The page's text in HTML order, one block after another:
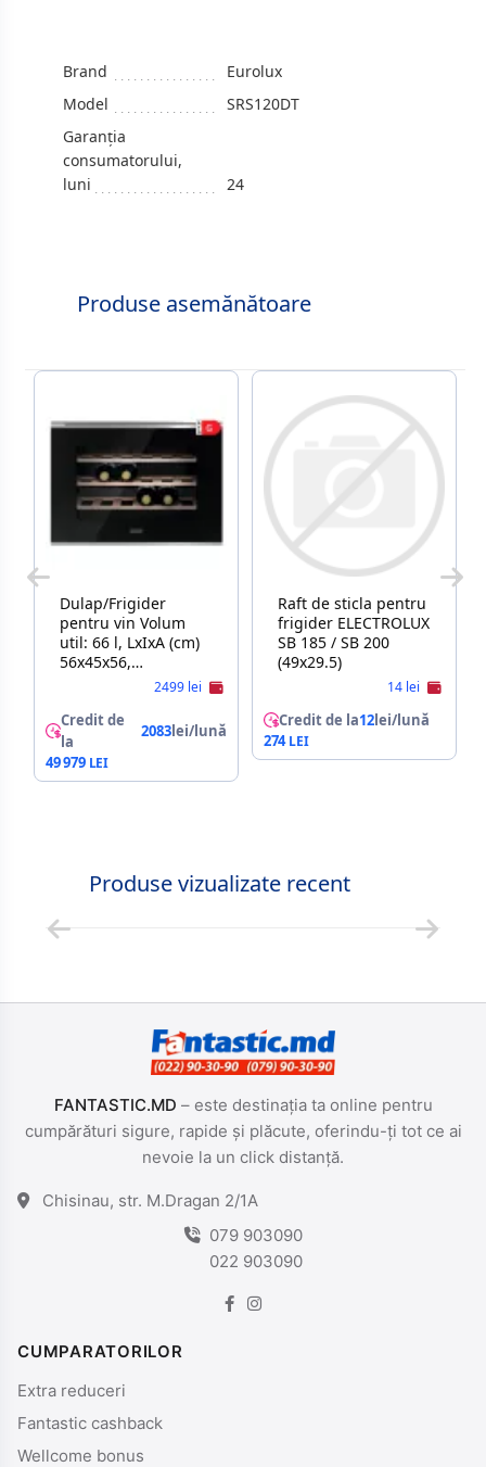
Brand
Eurolux
Model
SRS120DT
Garanția
consumatorului,
luni
24
Produse asemănătoare
Dulap/Frigider
pentru vin Volum
util: 66 l, LxIxA (cm)
56x45x56,
Negru/Inox FRANKE
131.0669.345 ) G
2499 lei
Credit de
la
2083lei/lună
49 979
Raft de sticla pentru
frigider ELECTROLUX
SB 185 / SB 200
(49x29.5)
14 lei
Credit de la12lei/lună
274
Produse vizualizate recent
FANTASTIC.MD – este destinația ta online pentru
cumpărături sigure, rapide și plăcute, oferindu-ți tot ce ai
nevoie la un click distanță.
Chisinau, str. M.Dragan 2/1A
079 903090
022 903090
CUMPARATORILOR
Extra reduceri
Fantastic cashback
Wellcome bonus